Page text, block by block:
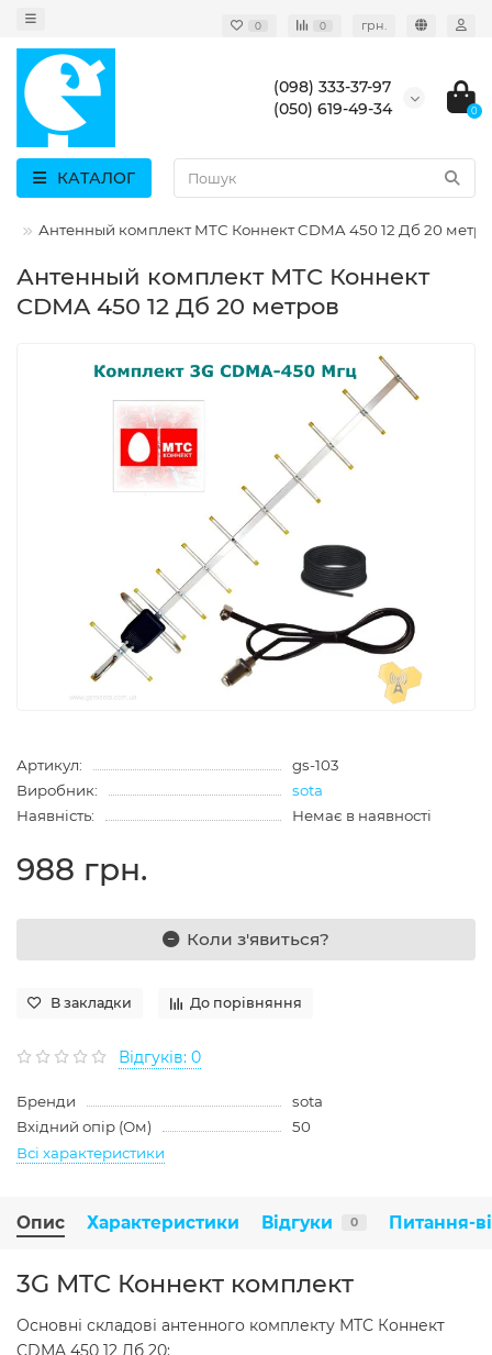
0 0 грн.
(098) 333-37-97
(050) 619-49-34
0
КАТАЛОГ
Антенный комплект МТС Коннект CDMA 450 12 Дб 20
Антенный комплект МТС Коннект
CDMA 450 12 Дб 20 метров
Артикул:
gs-103
Виробник:
sota
Наявність:
Немає в наявності
988 грн.
Коли з'явиться?
В закладки До порівняння
Відгуків: 0
Бренди
sota
Вхідний опір (Ом)
50
Всі характеристики
Опис Характеристики Відгуки 0 Питання-
3G MTC Коннект комплект
Основні складові антенного комплекту МТС Коннект
CDMA 450 12 Дб 20: